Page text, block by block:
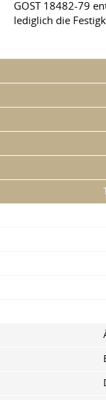
GOST 18482-79
lediglich die